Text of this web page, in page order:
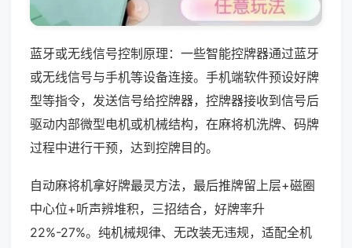
蓝牙或无线信号控制原理：一些智能控牌器通过蓝牙
或无线信号与手机等设备连接。手机端软件预设好牌
型等指令，发送信号给控牌器，控牌器接收到信号后
驱动内部微型电机或机械结构，在麻将机洗牌、码牌
过程中进行干预，达到控牌目的。
自动麻将机拿好牌最灵方法，最后推牌留上层+磁圈
中心位+听声辨堆积，三招结合，好牌率升
22%-27%。纯机械规律、无改装无违规，适配全机